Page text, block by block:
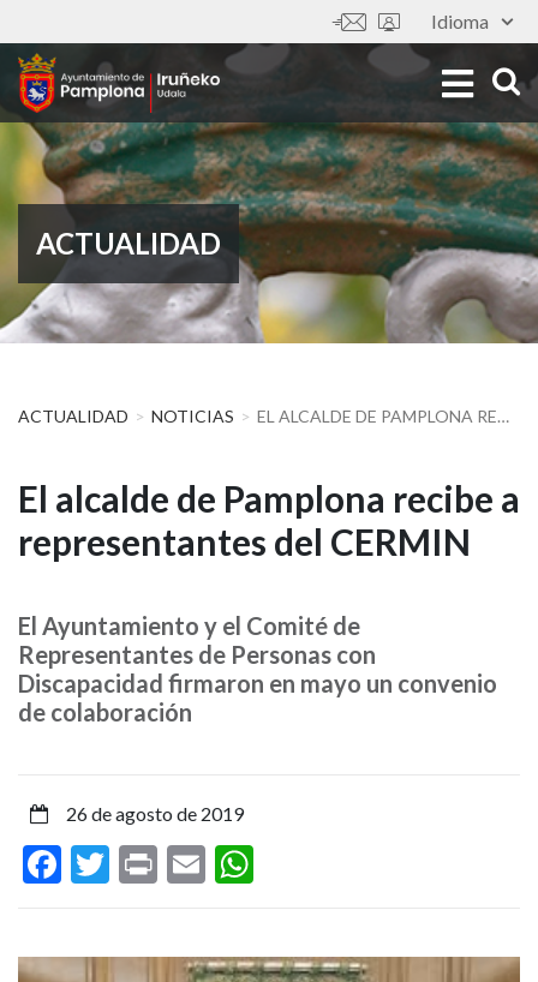
al
contenido
principal
Idioma
Tools
ACTUALIDAD
ACTUALIDAD NOTICIAS EL ALCALDE DE PAMPLONA RECIBE A REPRESENTANTES DEL CERMIN
El
alcalde
de
Pamplona
recibe
representantes
del
El alcalde de Pamplona recibe a
representantes del CERMIN
El Ayuntamiento y el Comité de
Representantes de Personas con
Discapacidad firmaron en mayo un convenio
de colaboración
26 de agosto de 2019
Facebook
Twitter
PrintEmail
Imagen